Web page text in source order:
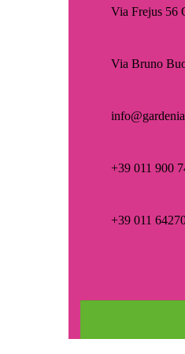
Via Frejus 56
Via Bruno
+39 011 900
+39 011